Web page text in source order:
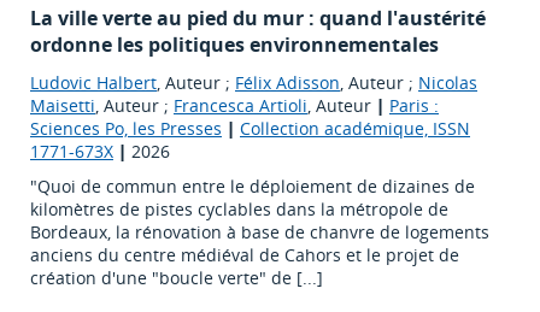
La ville verte au pied du mur : quand l'austérité
ordonne les politiques environnementales
Ludovic Halbert, Auteur ; Félix Adisson, Auteur ; Nicolas
Maisetti, Auteur ; Francesca Artioli, Auteur | Paris :
Sciences Po, les Presses | Collection académique, ISSN
1771-673X | 2026
"Quoi de commun entre le déploiement de dizaines de
kilomètres de pistes cyclables dans la métropole de
Bordeaux, la rénovation à base de chanvre de logements
anciens du centre médiéval de Cahors et le projet de
création d'une "boucle verte" de [...]